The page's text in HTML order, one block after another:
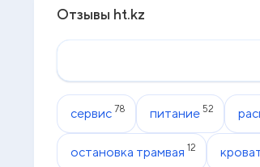
Отзывы ht.kz
сервис 78 питание 52
остановка трамвая 12